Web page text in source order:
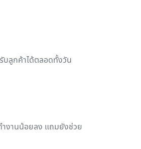
บลูกค้าได้ตลอดทั้งวัน
ำงานน้อยลง แถมยังช่วย